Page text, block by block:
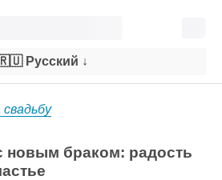
Русский ↓
новым браком: радость